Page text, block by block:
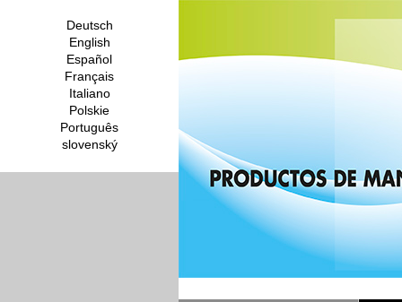
Deutsch
English
Español
Français
Italiano
Polskie
Português
slovenský